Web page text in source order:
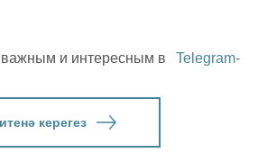
и интересным в
Telegram-
керегез